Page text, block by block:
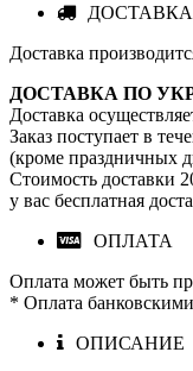
ДОСТАВКА
Доставка
ДОСТАВКА ПО
Доставка
Заказ поступает в
(кроме праздничных
Стоимость доставки
у вас бесплатная
ОПЛАТА
Оплата может быть
* Оплата
ОПИСАНИЕ